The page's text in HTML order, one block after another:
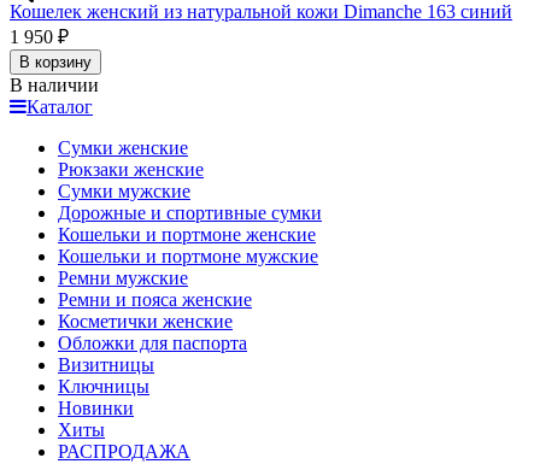
Кошелек женский из натуральной кожи Dimanche 163 синий
1 950 ₽
В корзину
В наличии
Каталог
Сумки женские
Рюкзаки женские
Сумки мужские
Дорожные и спортивные сумки
Кошельки и портмоне женские
Кошельки и портмоне мужские
Ремни мужские
Ремни и пояса женские
Косметички женские
Обложки для паспорта
Визитницы
Ключницы
Новинки
Хиты
РАСПРОДАЖА